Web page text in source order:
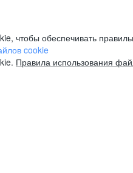
чтобы обеспечивать
cookie
Правила использования